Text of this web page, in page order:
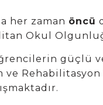
her zaman öncü
Okul
güçlü
ve Rehabilitasyon